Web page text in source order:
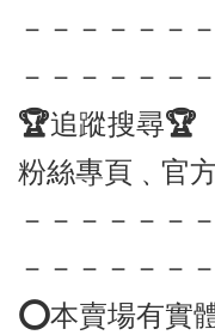
－－－－－－
－－－－－－
🏆追蹤搜尋🏆
粉絲專頁﹑官
－－－－－－
－－－－－－
⭕️本賣場有實